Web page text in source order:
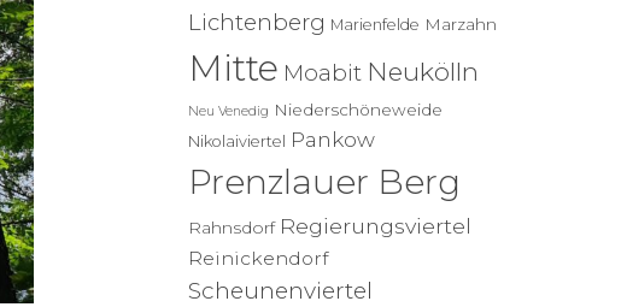
Lichtenberg Marienfelde Marzahn
Mitte Moabit Neukölln
Neu Venedig Niederschöneweide
Nikolaiviertel Pankow
Prenzlauer Berg
Rahnsdorf Regierungsviertel
Reinickendorf
Scheunenviertel